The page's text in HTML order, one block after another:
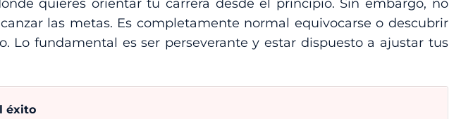
quieres orientar tu carrera desde el principio. Sin embargo, no
las metas. Es completamente normal equivocarse o descubrir
Lo fundamental es ser perseverante y estar dispuesto a ajustar tus
éxito